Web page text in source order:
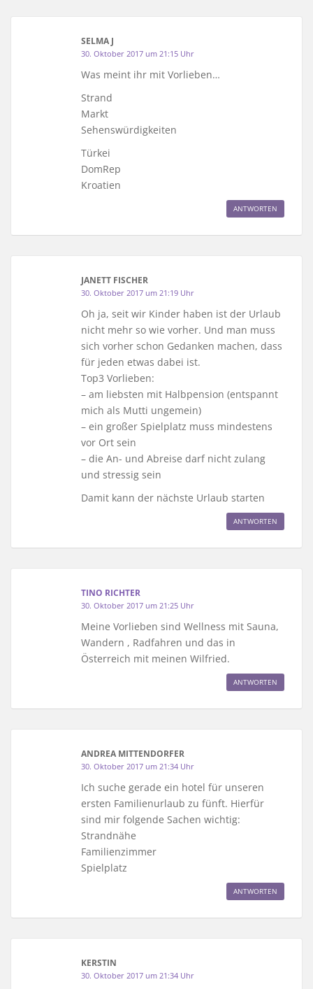
SELMA J
30. Oktober 2017 um 21:15 Uhr
Was meint ihr mit Vorlieben…
Strand
Markt
Sehenswürdigkeiten
Türkei
DomRep
Kroatien
ANTWORTEN
JANETT FISCHER
30. Oktober 2017 um 21:19 Uhr
Oh ja, seit wir Kinder haben ist der Urlaub
nicht mehr so wie vorher. Und man muss
sich vorher schon Gedanken machen, dass
für jeden etwas dabei ist.
Top3 Vorlieben:
– am liebsten mit Halbpension (entspannt
mich als Mutti ungemein)
– ein großer Spielplatz muss mindestens
vor Ort sein
– die An- und Abreise darf nicht zulang
und stressig sein
Damit kann der nächste Urlaub starten ‍‍‍
ANTWORTEN
TINO RICHTER
30. Oktober 2017 um 21:25 Uhr
Meine Vorlieben sind Wellness mit Sauna,
Wandern , Radfahren und das in
Österreich mit meinen Wilfried.
ANTWORTEN
ANDREA MITTENDORFER
30. Oktober 2017 um 21:34 Uhr
Ich suche gerade ein hotel für unseren
ersten Familienurlaub zu fünft. Hierfür
sind mir folgende Sachen wichtig:
Strandnähe
Familienzimmer
Spielplatz
ANTWORTEN
KERSTIN
30. Oktober 2017 um 21:34 Uhr